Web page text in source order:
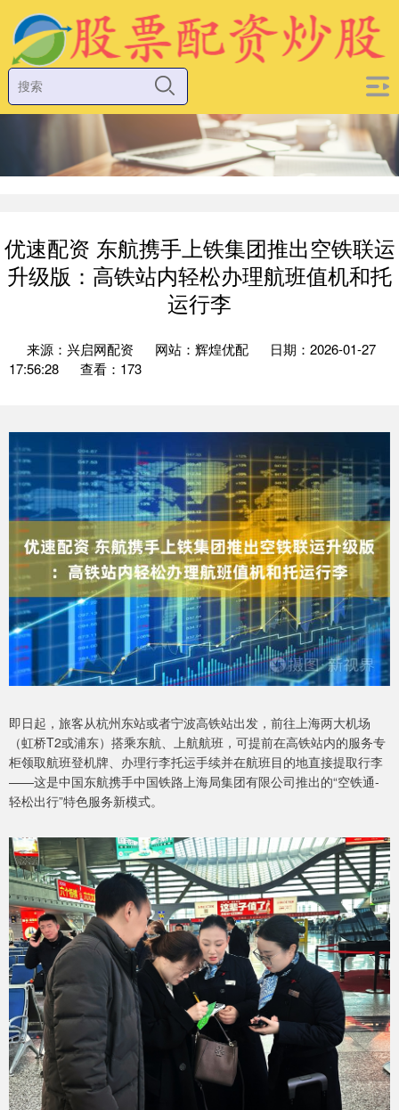
优速配资 东航携手上铁集团推出空铁联运
升级版：高铁站内轻松办理航班值机和托
运行李
来源：兴启网配资 网站：辉煌优配
日期：2026-01-27
17:56:28
查看：173
即日起，旅客从杭州东站或者宁波高铁站出发，前往上海两大机场
（虹桥T2或浦东）搭乘东航、上航航班，可提前在高铁站内的服务专
柜领取航班登机牌、办理行李托运手续并在航班目的地直接提取行李
——这是中国东航携手中国铁路上海局集团有限公司推出的“空铁通-
轻松出行”特色服务新模式。